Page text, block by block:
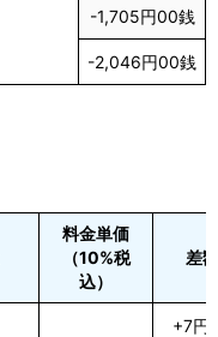
-1,705円00銭
-2,046円00銭
料金単価
（10%税
込）
差
+7円